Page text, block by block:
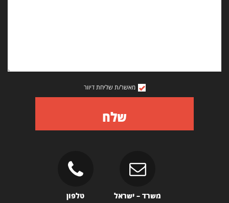
מאשר/ת שליחת דיוור
שלח
משרד – ישראל טלפון